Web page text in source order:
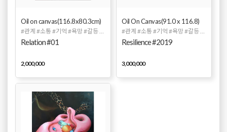
Oil on canvas(116.8x80.3cm)
#관계 #소통 #기억 #욕망 #갈등 #상처 #유화 #추상화
Relation #01
2,000,000
Oil On Canvas(91.0 x 116.8)
#관계 #소통 #기억 #욕망 #갈등 #상처 #유화 #추상화
Resilience #2019
3,000,000